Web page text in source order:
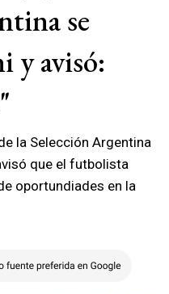
se
y avisó:
la Selección Argentina
que el futbolista
oportundiades en la